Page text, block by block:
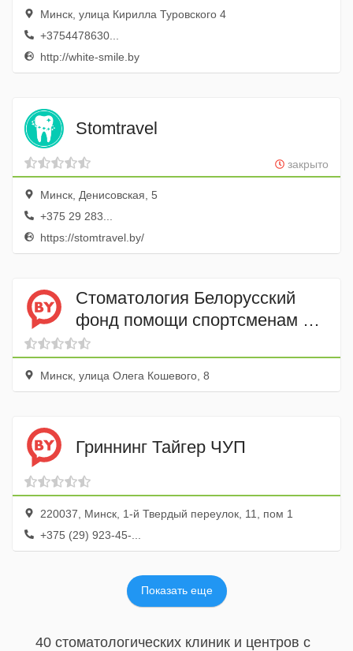
Минск, улица Кирилла Туровского 4
+3754478630...
http://white-smile.by
Stomtravel
закрыто
Минск, Денисовская, 5
+375 29 283...
https://stomtravel.by/
Стоматология Белорусский
фонд помощи спортсменам –
инвалидам
Минск, улица Олега Кошевого, 8
Гриннинг Тайгер ЧУП
220037, Минск, 1-й Твердый переулок, 11, пом 1
+375 (29) 923-45-...
Показать еще
40 стоматологических клиник и центров с